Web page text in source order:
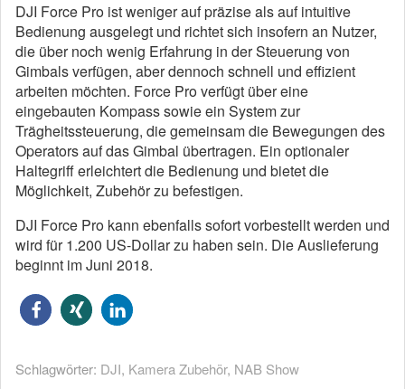
DJI Force Pro ist weniger auf präzise als auf intuitive
Bedienung ausgelegt und richtet sich insofern an Nutzer,
die über noch wenig Erfahrung in der Steuerung von
Gimbals verfügen, aber dennoch schnell und effizient
arbeiten möchten. Force Pro verfügt über eine
eingebauten Kompass sowie ein System zur
Trägheitssteuerung, die gemeinsam die Bewegungen des
Operators auf das Gimbal übertragen. Ein optionaler
Haltegriff erleichtert die Bedienung und bietet die
Möglichkeit, Zubehör zu befestigen.
DJI Force Pro kann ebenfalls sofort vorbestellt werden und
wird für 1.200 US-Dollar zu haben sein. Die Auslieferung
beginnt im Juni 2018.
Schlagwörter: DJI, Kamera Zubehör, NAB Show